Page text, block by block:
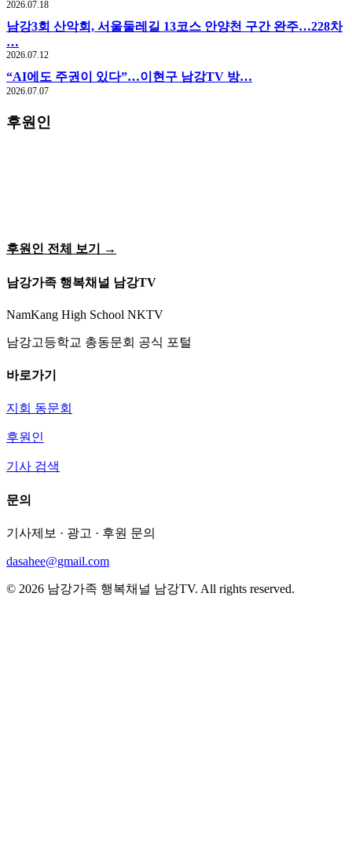
2026.07.18
남강3회 산악회, 서울둘레길 13코스 안양천 구간 완주…228차
…
2026.07.12
“AI에도 주권이 있다”…이현구 남강TV 방…
2026.07.07
후원인
후원인 전체 보기 →
남강가족 행복채널 남강TV
NamKang High School NKTV
남강고등학교 총동문회 공식 포털
바로가기
지회 동문회
후원인
기사 검색
문의
기사제보 · 광고 · 후원 문의
dasahee@gmail.com
© 2026 남강가족 행복채널 남강TV. All rights reserved.